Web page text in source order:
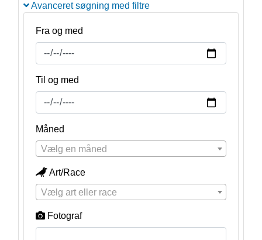
Avanceret søgning med filtre
Fra og med
Til og med
Måned
Vælg en måned
Art/Race
Vælg art eller race
Fotograf